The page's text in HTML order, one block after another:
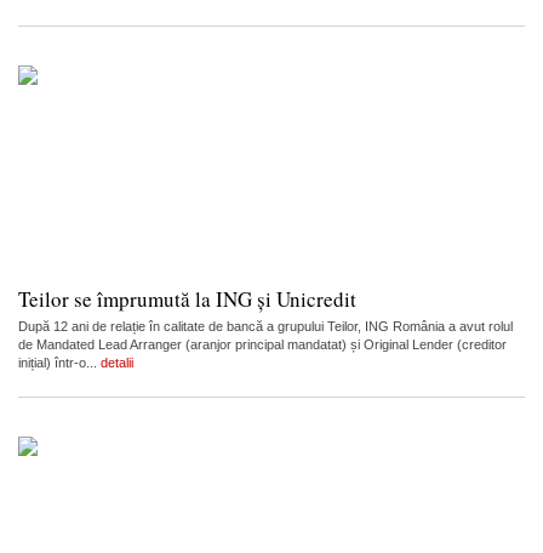
Teilor se împrumută la ING și Unicredit
După 12 ani de relație în calitate de bancă a grupului Teilor, ING România a avut rolul
de Mandated Lead Arranger (aranjor principal mandatat) și Original Lender (creditor
inițial) într-o... detalii